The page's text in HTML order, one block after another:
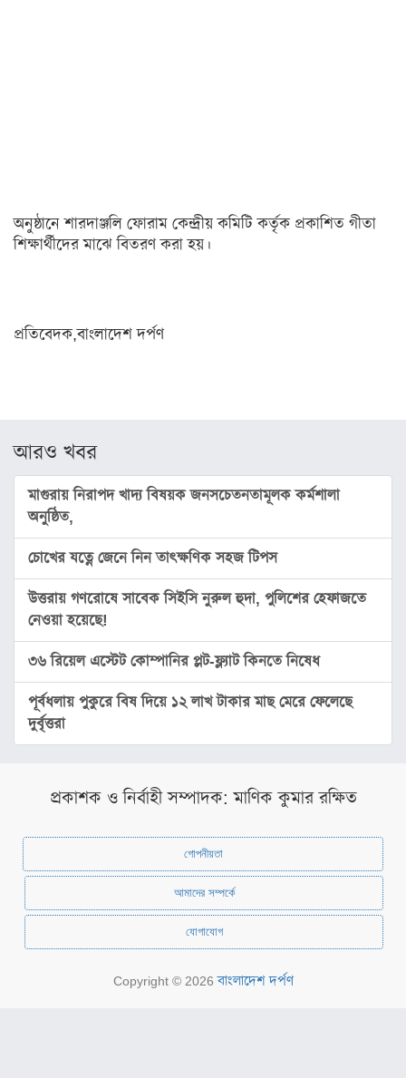
লাইফস্টাইল
রসনাবিলাস
ইয়োগা
ফিচার
সাহিত্য
ও
সংস্কৃতি
পঞ্জিকা
অন্যরকম
ইতিহাস
ও
ঐতিহ্য
মনীষীদের
ভ্রমণ
মতামত
অনুষ্ঠানে শারদাঞ্জলি ফোরাম কেন্দ্রীয় কমিটি কর্তৃক প্রকাশিত গীতা
শিক্ষার্থীদের মাঝে বিতরণ করা হয়।
প্রতিবেদক,বাংলাদেশ দর্পণ
আরও খবর
মাগুরায় নিরাপদ খাদ্য বিষয়ক জনসচেতনতামূলক কর্মশালা
অনুষ্ঠিত,
চোখের যত্নে জেনে নিন তাৎক্ষণিক সহজ টিপস
উত্তরায় গণরোষে সাবেক সিইসি নুরুল হুদা, পুলিশের হেফাজতে
নেওয়া হয়েছে!
৩৬ রিয়েল এস্টেট কোম্পানির প্লট-ফ্ল্যাট কিনতে নিষেধ
পূর্বধলায় পুকুরে বিষ দিয়ে ১২ লাখ টাকার মাছ মেরে ফেলেছে
দুর্বৃত্তরা
প্রকাশক ও নির্বাহী সম্পাদক: মাণিক কুমার রক্ষিত
গোপনীয়তা
আমাদের সম্পর্কে
যোগাযোগ
Copyright © 2026 বাংলাদেশ দর্পণ